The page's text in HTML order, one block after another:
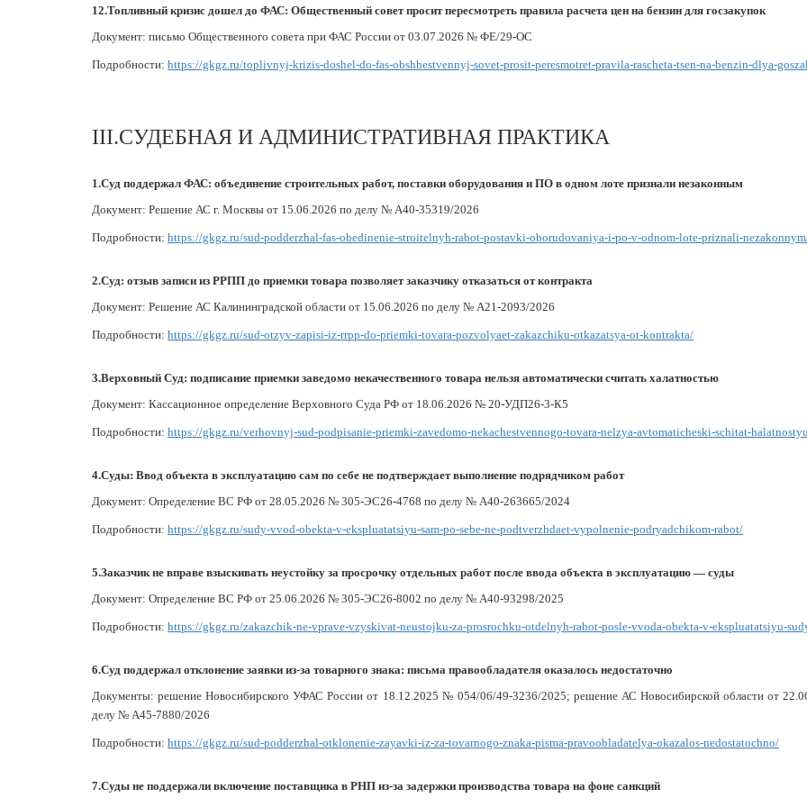
12.Топливный кризис дошел до ФАС: Общественный совет просит пересмотреть правила расчета цен на бензин для госзакупок
Документ: письмо Общественного совета при ФАС России от 03.07.2026 № ФЕ/29-ОС
Подробности: https://gkgz.ru/toplivnyj-krizis-doshel-do-fas-obshhestvennyj-sovet-prosit-peresmotret-pravila-rascheta-tsen-na-benzin-dlya-
III.СУДЕБНАЯ И АДМИНИСТРАТИВНАЯ ПРАКТИКА
1.Суд поддержал ФАС: объединение строительных работ, поставки оборудования и ПО в одном лоте признали незаконным
Документ: Решение АС г. Москвы от 15.06.2026 по делу № А40-35319/2026
Подробности: https://gkgz.ru/sud-podderzhal-fas-obedinenie-stroitelnyh-rabot-postavki-oborudovaniya-i-po-v-odnom-lote-priznali-
2.Суд: отзыв записи из РРПП до приемки товара позволяет заказчику отказаться от контракта
Документ: Решение АС Калининградской области от 15.06.2026 по делу № А21-2093/2026
Подробности: https://gkgz.ru/sud-otzyv-zapisi-iz-rrpp-do-priemki-tovara-pozvolyaet-zakazchiku-otkazatsya-ot-kontrakta/
3.Верховный Суд: подписание приемки заведомо некачественного товара нельзя автоматически считать халатностью
Документ: Кассационное определение Верховного Суда РФ от 18.06.2026 № 20-УДП26-3-К5
Подробности: https://gkgz.ru/verhovnyj-sud-podpisanie-priemki-zavedomo-nekachestvennogo-tovara-nelzya-avtomaticheski-schitat-
4.Суды: Ввод объекта в эксплуатацию сам по себе не подтверждает выполнение подрядчиком работ
Документ: Определение ВС РФ от 28.05.2026 № 305-ЭС26-4768 по делу № А40-263665/2024
Подробности: https://gkgz.ru/sudy-vvod-obekta-v-ekspluatatsiyu-sam-po-sebe-ne-podtverzhdaet-vypolnenie-podryadchikom-rabot/
5.Заказчик не вправе взыскивать неустойку за просрочку отдельных работ после ввода объекта в эксплуатацию — суды
Документ: Определение ВС РФ от 25.06.2026 № 305-ЭС26-8002 по делу № А40-93298/2025
Подробности: https://gkgz.ru/zakazchik-ne-vprave-vzyskivat-neustojku-za-prosrochku-otdelnyh-rabot-posle-vvoda-obekta-v-ekspluatatsiyu-
6.Суд поддержал отклонение заявки из-за товарного знака: письма правообладателя оказалось недостаточно
Документы: решение Новосибирского УФАС России от 18.12.2025 № 054/06/49-3236/2025; решение АС Новосибирской области от
делу № А45-7880/2026
Подробности: https://gkgz.ru/sud-podderzhal-otklonenie-zayavki-iz-za-tovarnogo-znaka-pisma-pravoobladatelya-okazalos-nedostatochno/
7.Суды не поддержали включение поставщика в РНП из-за задержки производства товара на фоне санкций